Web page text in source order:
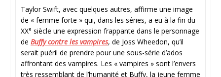
Taylor Swift, avec quelques autres, affirme une image
de « femme forte » qui, dans les séries, a eu à la fin du
XX° siècle une expression frappante dans le personnage
de Buffy contre les vampires, de Joss Wheedon, qu’il
serait puéril de prendre pour une sous-série d’ados
affrontant des vampires. Les « vampires » sont l’envers
très ressemblant de l’humanité et Buffy, la jeune femme